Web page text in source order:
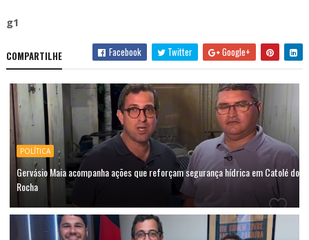
g1
COMPARTILHE Facebook Twitter Google+
POLÍTICA
Gervásio Maia acompanha ações que reforçam segurança hídrica em Catolé do
Rocha